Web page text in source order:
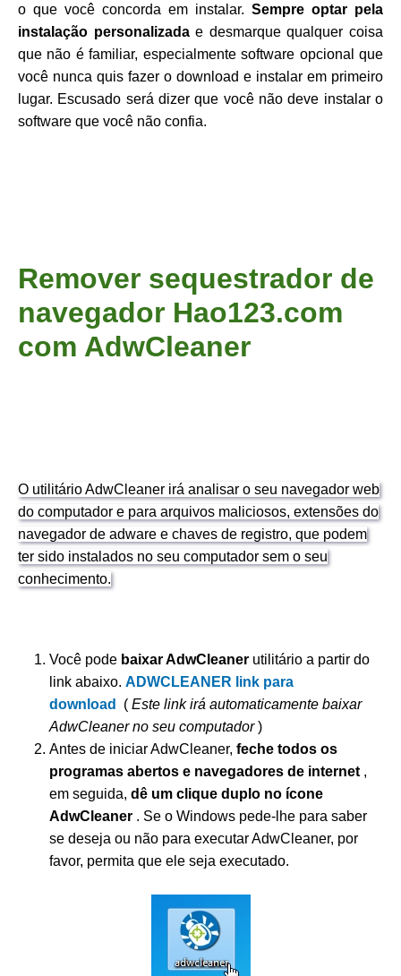
o que você concorda em instalar. Sempre optar pela
instalação personalizadae desmarque qualquer coisa
que não é familiar, especialmente software opcional que
você nunca quis fazer o download e instalar em primeiro
lugar. Escusado será dizer que você não deve instalar o
software que você não confia.
Remover sequestrador de
navegador Hao123.com
com AdwCleaner
O utilitário AdwCleaner irá analisar o seu navegador web
do computador e para arquivos maliciosos, extensões do
navegador de adware e chaves de registro, que podem
ter sido instalados no seu computador sem o seu
conhecimento.
Você pode baixar AdwCleaner utilitário a partir do
link abaixo. ADWCLEANER link para
download
( Este link irá automaticamente baixar
AdwCleaner no seu computador)
Antes de iniciar AdwCleaner, feche todos os
programas abertos e navegadores de internet ,
em seguida, dê um clique duplo no ícone
AdwCleaner . Se o Windows pede-lhe para saber
se deseja ou não para executar AdwCleaner, por
favor, permita que ele seja executado.